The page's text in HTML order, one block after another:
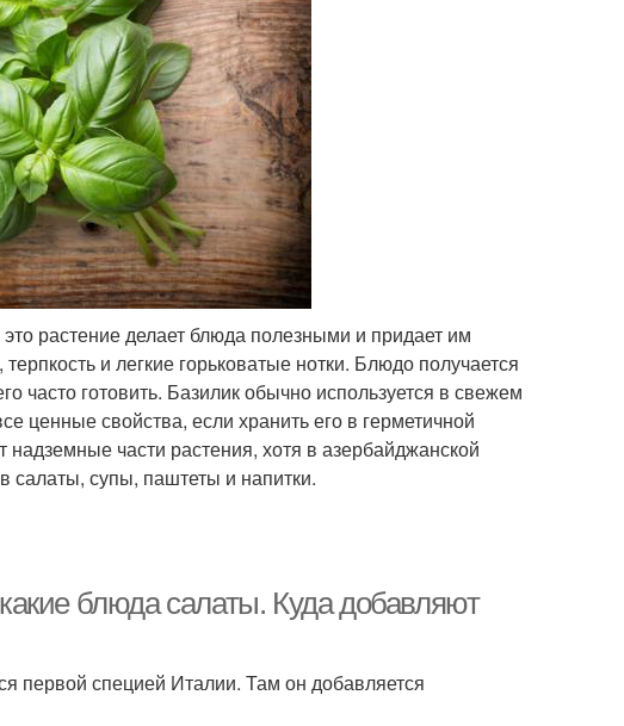
растение делает блюда полезными и придает им
и легкие горьковатые нотки. Блюдо получается
готовить. Базилик обычно используется в свежем
ценные свойства, если хранить его в герметичной
части растения, хотя в азербайджанской
салаты, супы, паштеты и напитки.
блюда салаты. Куда добавляют
первой специей Италии. Там он добавляется